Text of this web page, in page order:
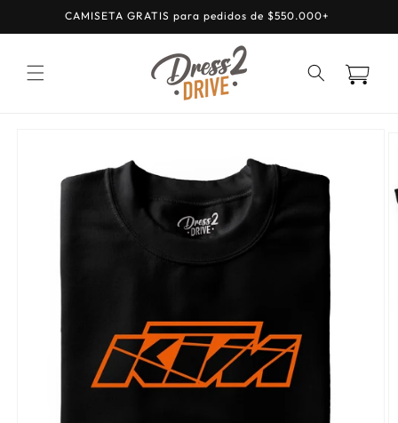
directamente
al contenido
CAMISETA GRATIS para pedidos de $550.000+
Carrito
del producto